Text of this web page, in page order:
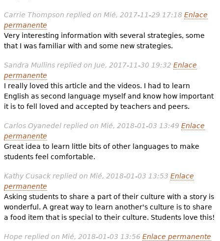
Carrie Thompson replied on Mié, 2017-11-29 17:18 Enlace
permanente
Very interesting information with several strategies, some
that I was familiar with and some new strategies.
Sandra Mullinsreplied on Jue, 2017-11-30 19:32 Enlace
permanente
I really loved this article and the videos. I had to learn
English as second language myself and know how important
it is to fell loved and accepted by teachers and peers.
Carlos Oyanedelreplied on Mié, 2018-01-03 13:49 Enlace
permanente
Great idea to learn little bits of other languages to make
students feel comfortable.
Kathy Cusackreplied on Mié, 2018-01-03 13:53 Enlace
permanente
Asking students to share a part of their culture with a story is
wonderful. A great way to learn another's culture is to share
a food item that is special to their culture. Students love this!
Hope replied on Mié, 2018-01-03 13:56 Enlace permanente